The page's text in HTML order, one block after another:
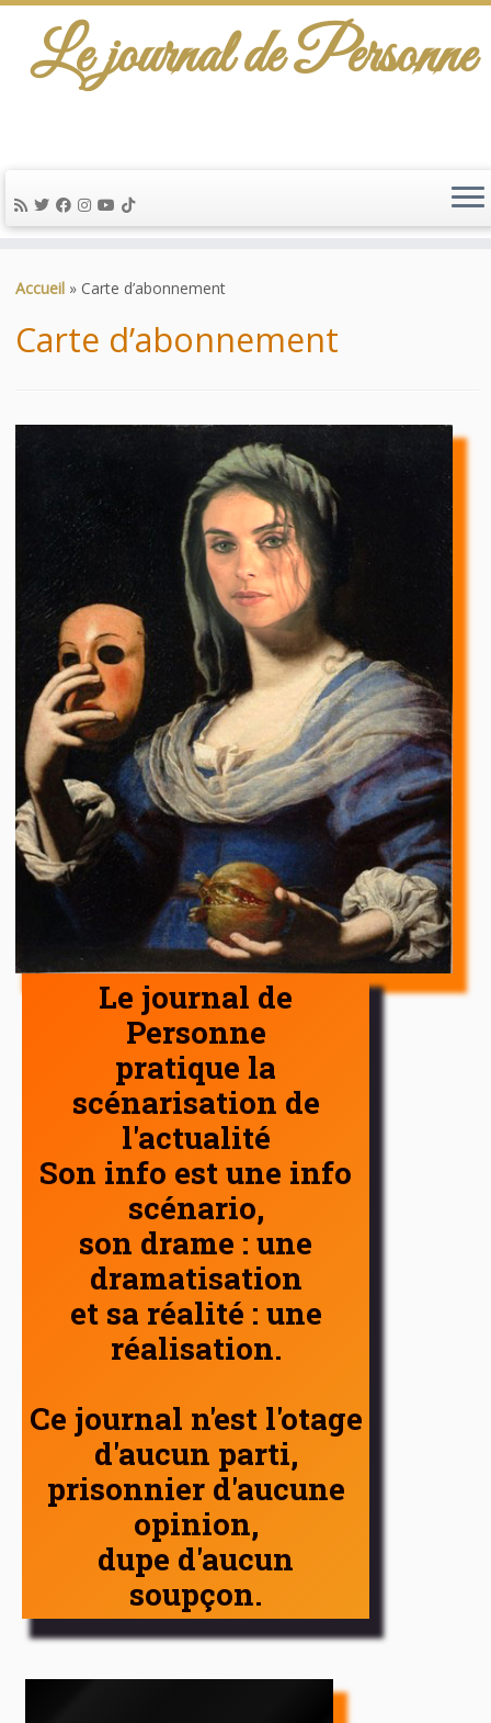
au
Le journal de Personne
Accueil » Carte d’abonnement
Carte d’abonnement
Le journal de
Personne
pratique la
scénarisation de
l'actualité
Son info est une info
scénario,
son drame : une
dramatisation
et sa réalité : une
réalisation.
Ce journal n'est l'otage
d'aucun parti,
prisonnier d'aucune
opinion,
dupe d'aucun
soupçon.